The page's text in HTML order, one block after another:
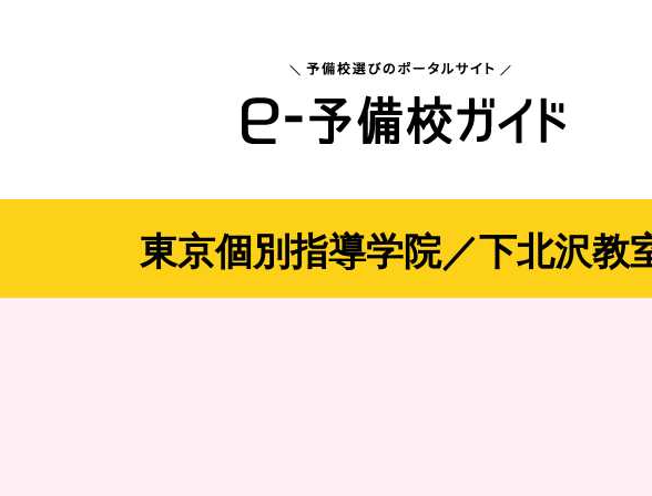
東京個別指導学院／下北沢教